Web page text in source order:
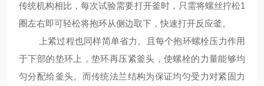
传统机构相比，每次试验需要打开釜时，只需将螺丝拧松1
圈左右即可轻松将抱环从侧边取下，快速打开反应釜。
上紧过程也同样简单省力。且每个抱环螺栓压力作用
于下部的垫环上，垫环再压紧釜头，使螺栓的力量能够均
匀分配给釜头。而传统法兰结构为保证均匀受力对紧固力